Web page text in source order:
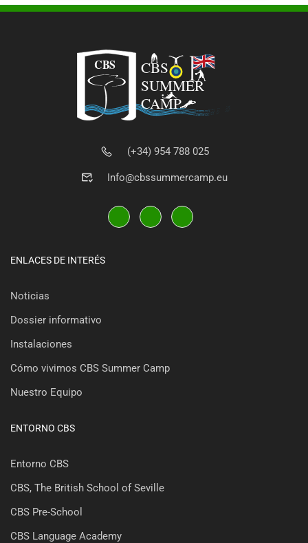
(+34) 954 788 025
Info@cbssummercamp.eu
ENLACES DE INTERÉS
Noticias
Dossier informativo
Instalaciones
Cómo vivimos CBS Summer Camp
Nuestro Equipo
ENTORNO CBS
Entorno CBS
CBS, The British School of Seville
CBS Pre-School
CBS Language Academy